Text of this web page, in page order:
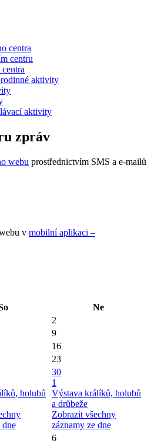
centra
centru
aktivity
aktivity
zpráv
webu prostřednictvím SMS a e-mailů
v mobilní aplikaci –
Ne
2
9
16
23
holubů
dne
30
1
Výstava králíků, holubů
a drůbeže
Zobrazit všechny
záznamy ze dne
6